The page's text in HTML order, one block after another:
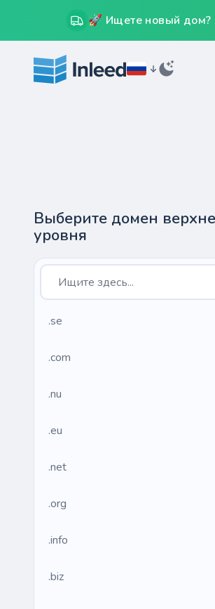
🚀 Ищете новый дом?
Выберите домен
уровня
.se
.com
.nu
.eu
.net
.org
.info
.biz